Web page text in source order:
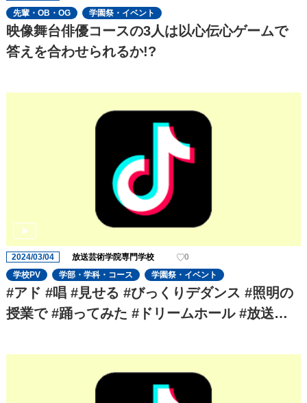
先輩・OB・OG
学園祭・イベント
映像舞台俳優コースの3人は以心伝心ゲームで
答えを合わせられるか!?
2024/03/04 放送芸術学院専門学校
0
学校PV
学部・学科・コース 学園祭・イベント
#アド #唱 #見せる #びっくりデダンス #照明の
授業で #踊ってみた #ドリームホール #放送芸
常 #学生 #USJハロウィン #usjホラーナイト #u
sj唱ダンスチャレンジ #ハロウィンホラーナイ